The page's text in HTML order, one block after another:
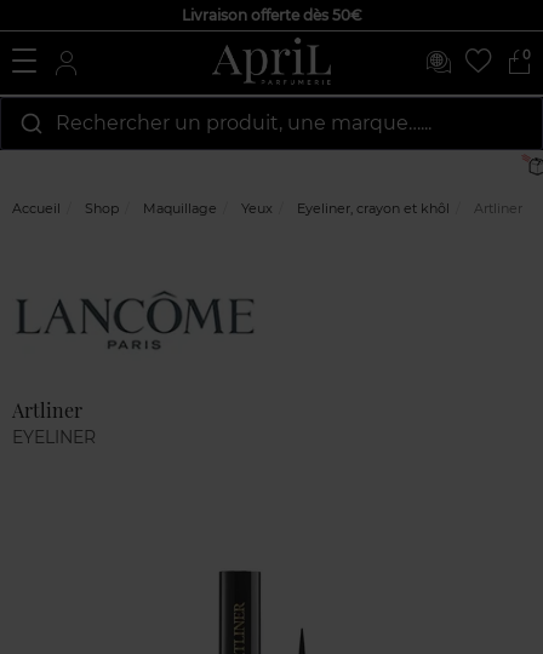
Livraison offerte dès 50€
0
Rechercher un produit, une marque…...
Accueil Shop Maquillage Yeux Eyeliner, crayon et khôl Artliner
Artliner
EYELINER